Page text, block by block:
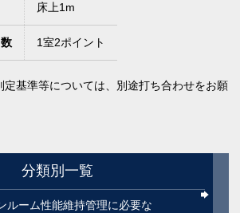
床上1m
1室2ポイント
基準等については、別途打ち合わせをお願
分類別一覧
ルーム性能維持管理に必要な